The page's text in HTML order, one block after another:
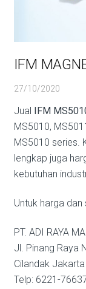
IFM
27/10/2020
Jual IFM
MS5010,
MS5010 series.
lengkap juga
kebutuhan
Untuk harga
PT. ADI RAYA
Jl. Pinang Raya
Cilandak
Telp: 6221-